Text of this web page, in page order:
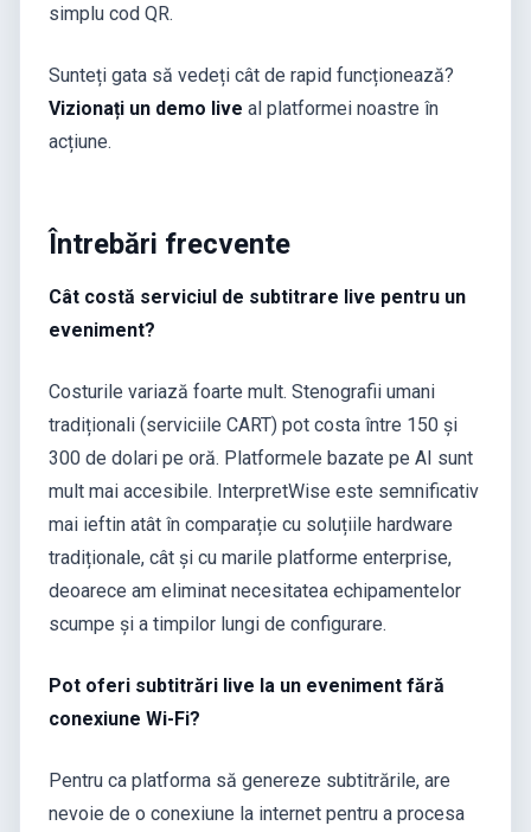
simplu cod QR.
Sunteți gata să vedeți cât de rapid funcționează?
Vizionați un demo live al platformei noastre în
acțiune.
Întrebări frecvente
Cât costă serviciul de subtitrare live pentru un
eveniment?
Costurile variază foarte mult. Stenografii umani
tradiționali (serviciile CART) pot costa între 150 și
300 de dolari pe oră. Platformele bazate pe AI sunt
mult mai accesibile. InterpretWise este semnificativ
mai ieftin atât în comparație cu soluțiile hardware
tradiționale, cât și cu marile platforme enterprise,
deoarece am eliminat necesitatea echipamentelor
scumpe și a timpilor lungi de configurare.
Pot oferi subtitrări live la un eveniment fără
conexiune Wi-Fi?
Pentru ca platforma să genereze subtitrările, are
nevoie de o conexiune la internet pentru a procesa